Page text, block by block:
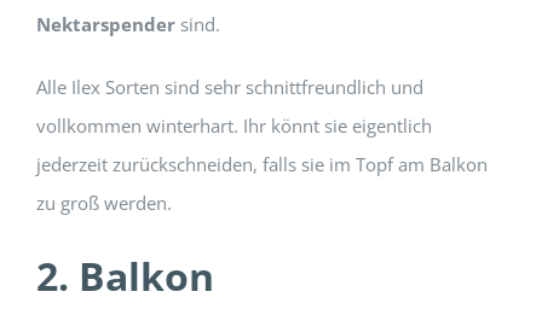
Nektarspendersind.
Alle Ilex Sorten sind sehr schnittfreundlich und
vollkommen winterhart. Ihr könnt sie eigentlich
jederzeit zurückschneiden, falls sie im Topf am Balkon
zu groß werden.
2. Balkon